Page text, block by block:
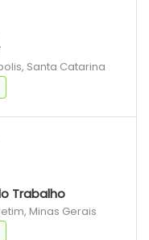
Santa Catarina
Trabalho
Minas Gerais